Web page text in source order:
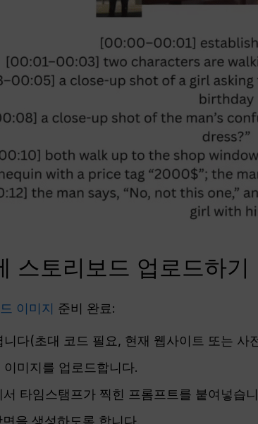
스토리보드 업로드하기
이미지 준비 완료:
니다(초대 코드 필요, 현재 웹사이트 또는
이미지를 업로드합니다.
타임스탬프가 찍힌 프롬프트를 붙여넣습